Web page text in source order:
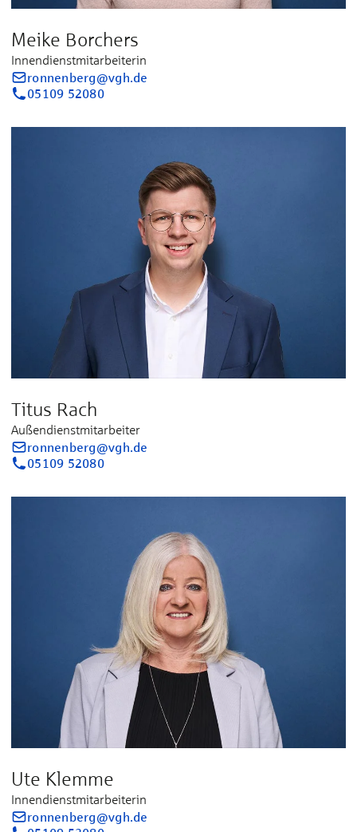
Meike Borchers
Innendienstmitarbeiterin
ronnenberg@vgh.de
05109 52080
Titus Rach
Außendienstmitarbeiter
ronnenberg@vgh.de
05109 52080
Ute Klemme
Innendienstmitarbeiterin
ronnenberg@vgh.de